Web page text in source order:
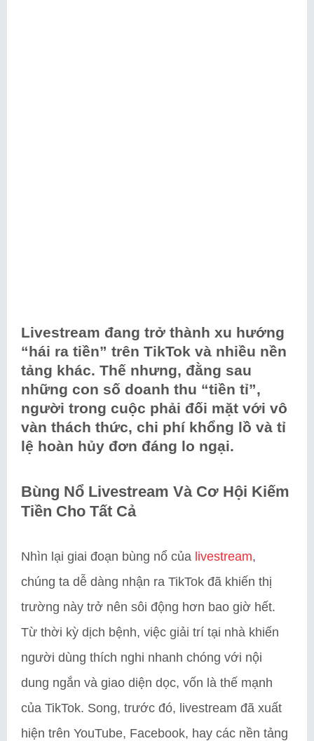
Livestream đang trở thành xu hướng
“hái ra tiền” trên TikTok và nhiều nền
tảng khác. Thế nhưng, đằng sau
những con số doanh thu “tiền tỉ”,
người trong cuộc phải đối mặt với vô
vàn thách thức, chi phí khổng lồ và tỉ
lệ hoàn hủy đơn đáng lo ngại.
Bùng Nổ Livestream Và Cơ Hội Kiếm
Tiền Cho Tất Cả
Nhìn lại giai đoạn bùng nổ của livestream,
chúng ta dễ dàng nhận ra TikTok đã khiến thị
trường này trở nên sôi động hơn bao giờ hết.
Từ thời kỳ dịch bệnh, việc giải trí tại nhà khiến
người dùng thích nghi nhanh chóng với nội
dung ngắn và giao diện dọc, vốn là thế mạnh
của TikTok. Song, trước đó, livestream đã xuất
hiện trên YouTube, Facebook, hay các nền tảng